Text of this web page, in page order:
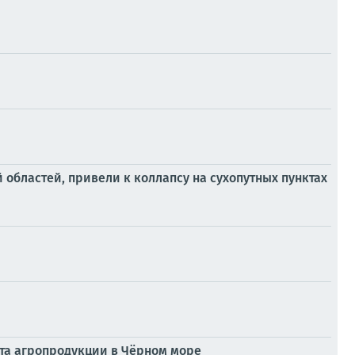
привели к коллапсу на сухопутных пунктах
агропродукции в Чёрном море